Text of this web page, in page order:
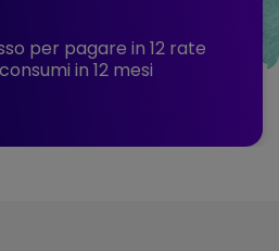
per pagare in 12 rate
in 12 mesi